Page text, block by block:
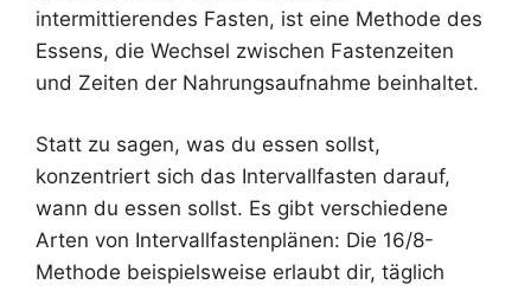
intermittierendes Fasten, ist eine Methode des
Essens, die Wechsel zwischen Fastenzeiten
und Zeiten der Nahrungsaufnahme beinhaltet.
Statt zu sagen, was du essen sollst,
konzentriert sich das Intervallfasten darauf,
wann du essen sollst. Es gibt verschiedene
Arten von Intervallfastenplänen: Die 16/8-
Methode beispielsweise erlaubt dir, täglich